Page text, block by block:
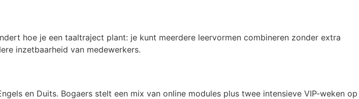
hoe je een taaltraject plant: je kunt meerdere leervormen combineren zonder extra
inzetbaarheid van medewerkers.
en Duits. Bogaers stelt een mix van online modules plus twee intensieve VIP-weken op